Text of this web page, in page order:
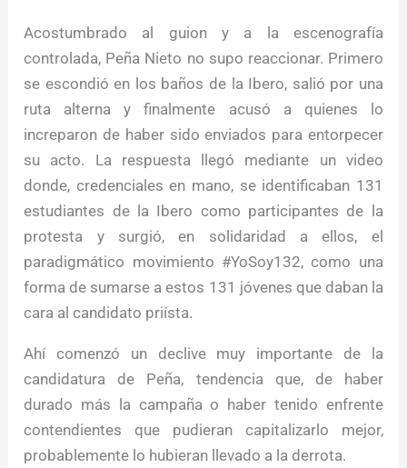
Acostumbrado al guion y a la escenografía
controlada, Peña Nieto no supo reaccionar. Primero
se escondió en los baños de la Ibero, salió por una
ruta alterna y finalmente acusó a quienes lo
increparon de haber sido enviados para entorpecer
su acto. La respuesta llegó mediante un video
donde, credenciales en mano, se identificaban 131
estudiantes de la Ibero como participantes de la
protesta y surgió, en solidaridad a ellos, el
paradigmático movimiento #YoSoy132, como una
forma de sumarse a estos 131 jóvenes que daban la
cara al candidato priísta.
Ahí comenzó un declive muy importante de la
candidatura de Peña, tendencia que, de haber
durado más la campaña o haber tenido enfrente
contendientes que pudieran capitalizarlo mejor,
probablemente lo hubieran llevado a la derrota.